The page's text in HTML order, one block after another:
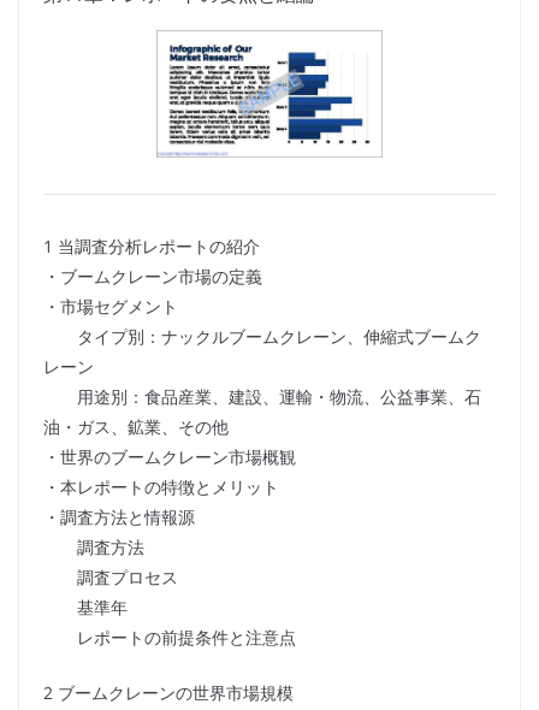
1 当調査分析レポートの紹介
・ブームクレーン市場の定義
・市場セグメント
タイプ別：ナックルブームクレーン、伸縮式ブームク
レーン
用途別：食品産業、建設、運輸・物流、公益事業、石
油・ガス、鉱業、その他
・世界のブームクレーン市場概観
・本レポートの特徴とメリット
・調査方法と情報源
調査方法
調査プロセス
基準年
レポートの前提条件と注意点
2 ブームクレーンの世界市場規模